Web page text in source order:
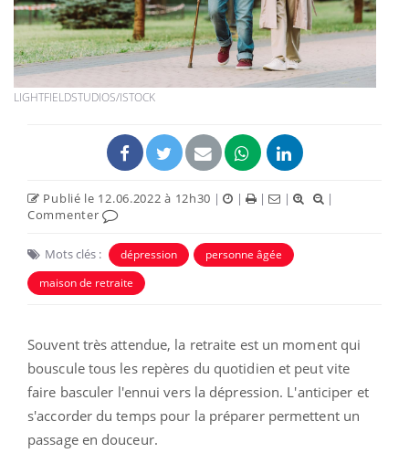
LIGHTFIELDSTUDIOS/ISTOCK
Publié le 12.06.2022 à 12h30 | | | |
|
Commenter
Mots clés : dépression
personne âgée
maison de retraite
Souvent très attendue, la retraite est un moment qui
bouscule tous les repères du quotidien et peut vite
faire basculer l'ennui vers la dépression. L'anticiper et
s'accorder du temps pour la préparer permettent un
passage en douceur.